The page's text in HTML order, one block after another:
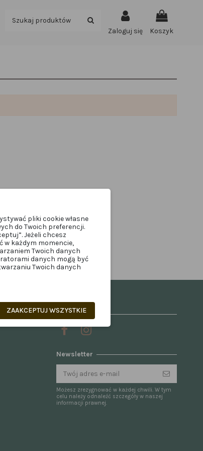
Zaloguj się Koszyk
Śledź nas na
Newsletter
Możesz zrezygnować w każdej chwili. W tym
celu należy odnaleźć szczegóły w naszej
informacji prawnej.
pliki cookie własne
do Twoich preferencji.
Jeżeli chcesz
w każdym momencie,
Twoich danych
danych mogą być
Twoich danych
ZAAKCEPTUJ WSZYSTKIE